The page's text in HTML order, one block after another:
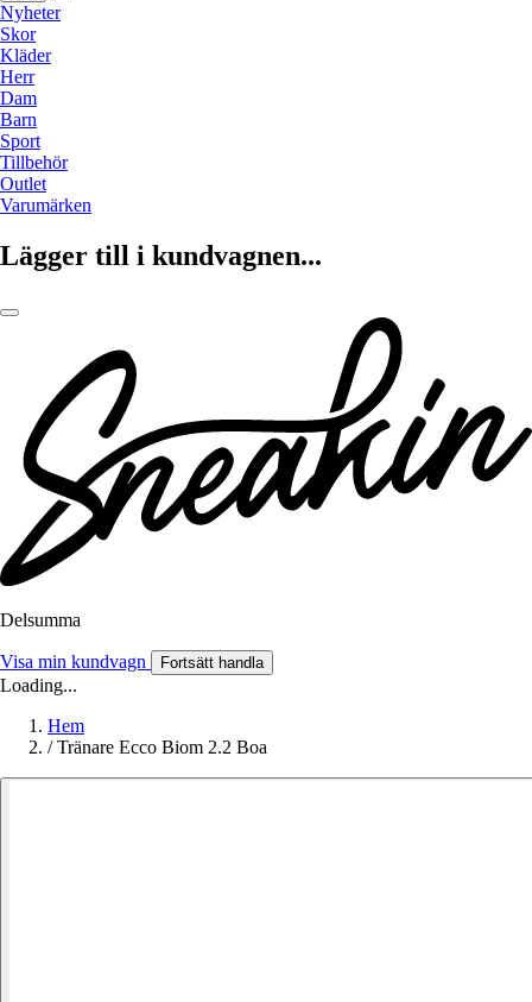
Nyheter
Skor
Kläder
Herr
Dam
Barn
Sport
Tillbehör
Outlet
Varumärken
Lägger till i kundvagnen...
Delsumma
Visa min kundvagn Fortsätt handla
Loading...
Hem
/ Tränare Ecco Biom 2.2 Boa